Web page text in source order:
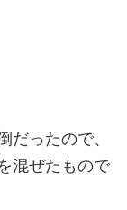
だったので、
混ぜたもので